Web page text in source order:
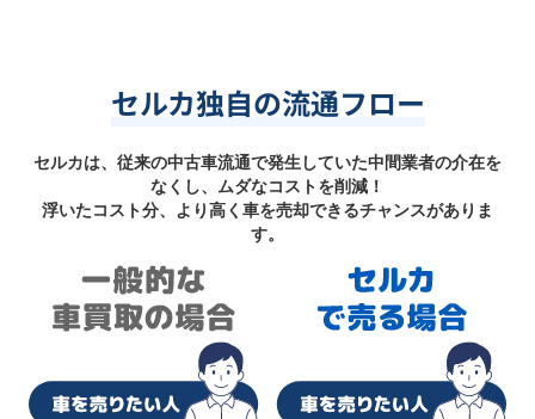
セルカ独自の流通フロー
セルカは、従来の中古車流通で発生していた中間業者の介在を
なくし、ムダなコストを削減！
浮いたコスト分、より高く車を売却できるチャンスがありま
す。